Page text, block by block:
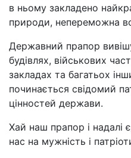
в ньому закладено
природи, непереможна
Державний прапор
будівлях, військових
закладах та багатьох
починається свідомий
цінностей держави.
Хай наш прапор і надалі
нас на мужність і